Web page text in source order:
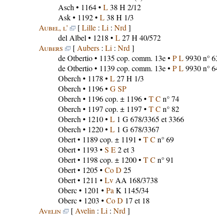
Asch • 1164 • L38 H 2/12
Ask• 1192 • L38 H 1/3
Aubel, l'
[Lille: Li : Nrd ]
del Albel • 1218 • L27 H 40/572
Aubers
[ Aubers: Li : Nrd ]
de Otbertio• 1135 cop. comm. 13e • P L9930 n°
de Otbertio• 1139 cop. comm. 13e • P L9930 n°
Oberch • 1178 • L27 H 1/3
Oberch • 1196 • G SP
Oberch • 1196 cop. ± 1196 • T C n° 74
Oberch • 1197 cop. ± 1197 • T C n° 82
Oberch • 1210 • L1 G 678/3365 et 3366
Oberch • 1220 • L1 G 678/3367
Obert• 1189 cop. ± 1191 • T C n° 69
Obert• 1193 • S E2 et 3
Obert• 1198 cop. ± 1200 • T C n° 91
Obert• 1205 • Co D 25
Obert• 1211 • LvAA 168/3738
Oberc• 1201 • Pa K 1145/34
Oberc• 1203 • Co D 17 et 18
Avelin
[ Avelin : Li : Nrd ]